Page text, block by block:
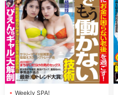
Weekly SPA!